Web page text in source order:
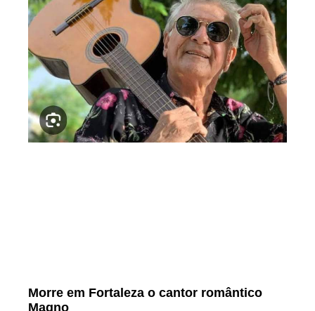
Morre em Fortaleza o cantor romântico
Magno